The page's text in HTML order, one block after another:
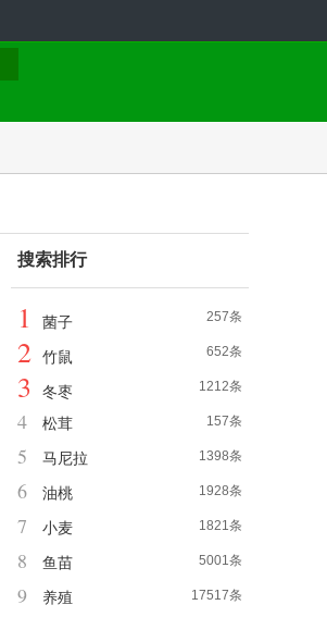
搜索排行
257条
1 菌子
652条
2 竹鼠
1212条
3 冬枣
157条
4 松茸
1398条
5 马尼拉
1928条
6 油桃
1821条
7 小麦
5001条
8 鱼苗
17517条
9 养殖